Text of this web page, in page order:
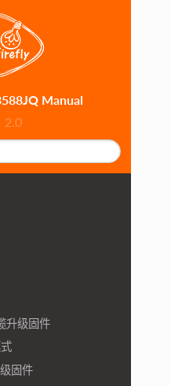
Manual
2.0
升级固件
固件